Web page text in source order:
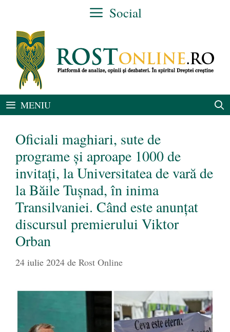
conținut
Social
MENIU
Oficiali maghiari, sute de
programe și aproape 1000 de
invitați, la Universitatea de vară de
la Băile Tușnad, în inima
Transilvaniei. Când este anunțat
discursul premierului Viktor
Orban
24 iulie 2024 de Rost Online